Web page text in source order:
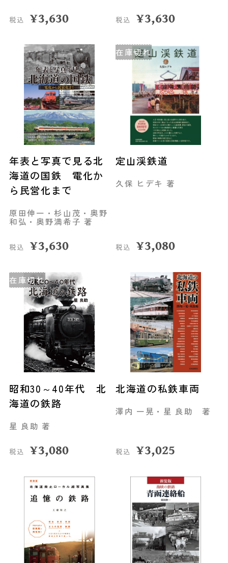
税込 ¥3,630 税込 ¥3,630
年表と写真で見る北
海道の国鉄 電化か
ら民営化まで
原田伸一・杉山茂・奥野
和弘・奥野満希子 著
税込 ¥3,630
在庫切れ
定山渓鉄道
久保 ヒデキ 著
税込 ¥3,080
在庫切れ
昭和30～40年代 北
海道の鉄路
星 良助 著
税込 ¥3,080
北海道の私鉄車両
澤内 一晃・星 良助 著
税込 ¥3,025